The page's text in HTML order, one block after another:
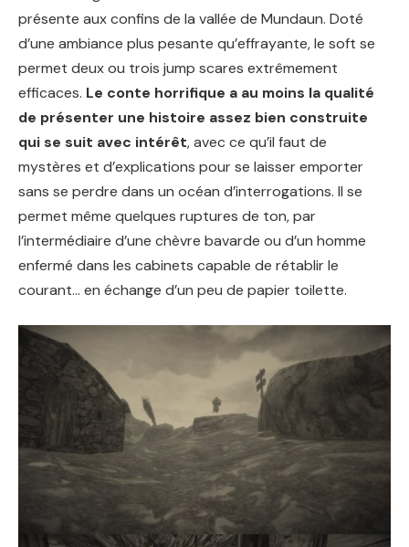
présente aux confins de la vallée de Mundaun. Doté
d’une ambiance plus pesante qu’effrayante, le soft se
permet deux ou trois jump scares extrêmement
efficaces. Le conte horrifique a au moins la qualité
de présenter une histoire assez bien construite
qui se suit avec intérêt, avec ce qu’il faut de
mystères et d’explications pour se laisser emporter
sans se perdre dans un océan d’interrogations. Il se
permet même quelques ruptures de ton, par
l’intermédiaire d’une chèvre bavarde ou d’un homme
enfermé dans les cabinets capable de rétablir le
courant… en échange d’un peu de papier toilette.